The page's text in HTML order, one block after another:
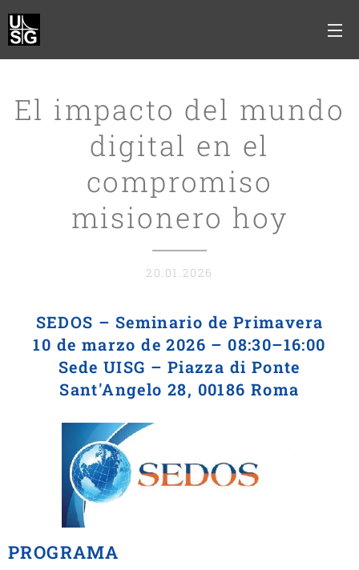
El impacto del mundo
digital en el
compromiso
misionero hoy
20.01.2026
SEDOS – Seminario de Primavera
10 de marzo de 2026 – 08:30–16:00
Sede UISG – Piazza di Ponte
Sant'Angelo 28, 00186 Roma
PROGRAMA